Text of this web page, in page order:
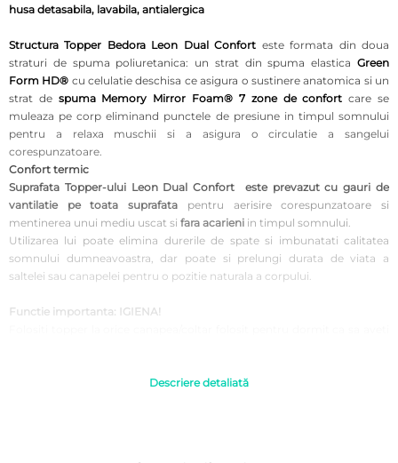
husa detasabila, lavabila, antialergica
Structura Topper Bedora Leon Dual Confort este formata din doua
straturi de spuma poliuretanica: un strat din spuma elastica Green
Form HD® cu celulatie deschisa ce asigura o sustinere anatomica si un
strat de spuma Memory Mirror Foam® 7 zone de confortcare se
muleaza pe corp eliminand punctele de presiune in timpul somnului
pentru a relaxa muschii si a asigura o circulatie a sangelui
corespunzatoare.
Confort termic
Suprafata Topper-ului Leon Dual Confort
este prevazut cu gauri de
vantilatie pe toata suprafata pentru aerisire corespunzatoare si
mentinerea unui mediu uscat si fara acarieni in timpul somnului.
Utilizarea lui poate elimina durerile de spate si imbunatati calitatea
somnului dumneavoastra, dar poate si prelungi durata de viata a
saltelei sau canapelei pentru o pozitie naturala a corpului.
Functie importanta: IGIENA!
numai pe canapele/ saltele dar inclusiv pe paturi tip Boxpring poate fi
Descriere detaliată